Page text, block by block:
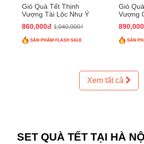
Giỏ Quà Tết Thịnh
Vượng Tài Lộc Như Ý
860,000đ 1,040,000₫
Giỏ
Vượng
Xem tất cả
SET QUÀ TẾT TẠI HÀ